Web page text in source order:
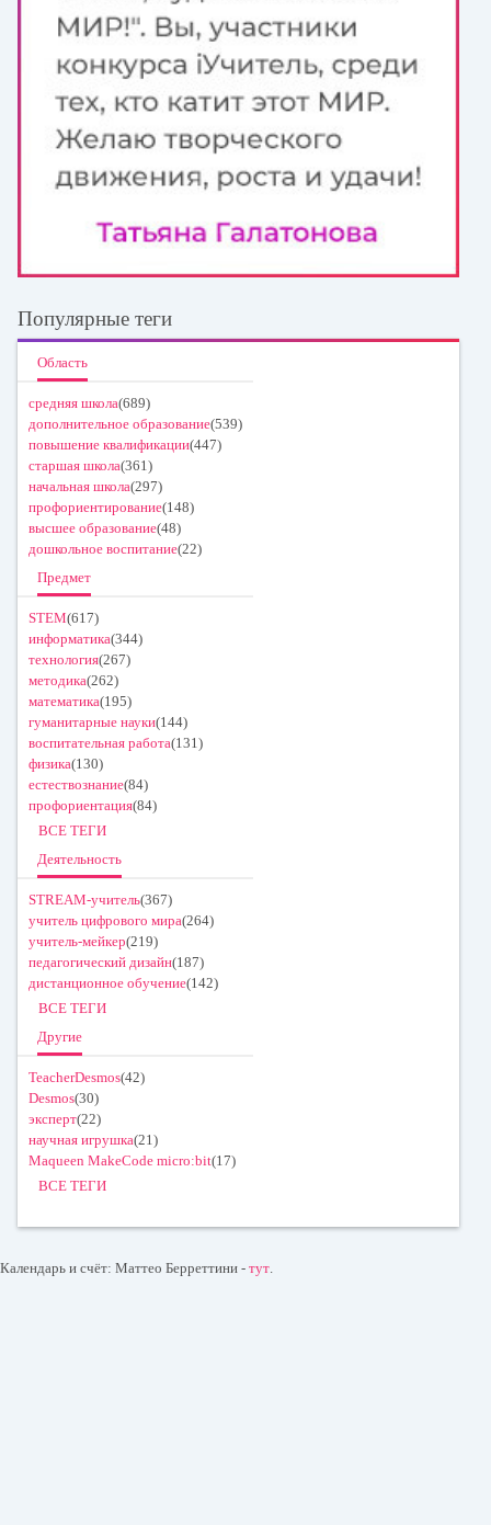
Популярные теги
Область
средняя школа(689)
дополнительное образование(539)
повышение квалификации(447)
старшая школа(361)
начальная школа(297)
профориентирование(148)
высшее образование(48)
дошкольное воспитание(22)
Предмет
STEM(617)
информатика(344)
технология(267)
методика(262)
математика(195)
гуманитарные науки(144)
воспитательная работа(131)
физика(130)
естествознание(84)
профориентация(84)
ВСЕ ТЕГИ
Деятельность
STREAM-учитель(367)
учитель цифрового мира(264)
учитель-мейкер(219)
педагогический дизайн(187)
дистанционное обучение(142)
ВСЕ ТЕГИ
Другие
TeacherDesmos(42)
Desmos(30)
эксперт(22)
научная игрушка(21)
Maqueen MakeCode micro:bit(17)
ВСЕ ТЕГИ
Календарь и счёт: Маттео Берреттини - тут.